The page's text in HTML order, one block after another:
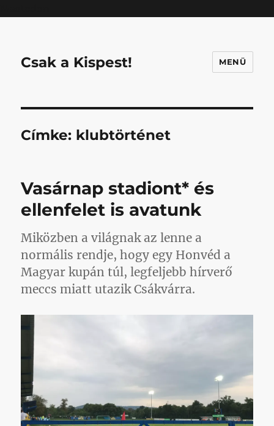
Csak a Kispest! MENÜ
Címke: klubtörténet
Vasárnap stadiont* és
ellenfelet is avatunk
Miközben a világnak az lenne a
normális rendje, hogy egy Honvéd a
Magyar kupán túl, legfeljebb hírverő
meccs miatt utazik Csákvárra.